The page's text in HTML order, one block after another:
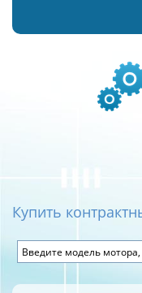
Купить